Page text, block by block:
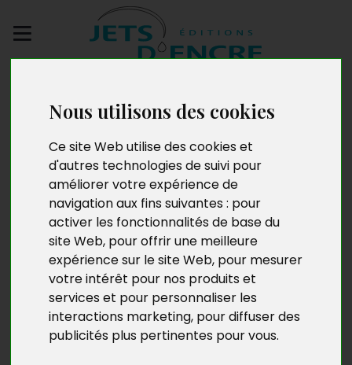
Nous utilisons des cookies
Ce site Web utilise des cookies et
d'autres technologies de suivi pour
améliorer votre expérience de
navigation aux fins suivantes : pour
activer les fonctionnalités de base du
site Web, pour offrir une meilleure
expérience sur le site Web, pour mesurer
votre intérêt pour nos produits et
services et pour personnaliser les
interactions marketing, pour diffuser des
publicités plus pertinentes pour vous.
Noirs éclats